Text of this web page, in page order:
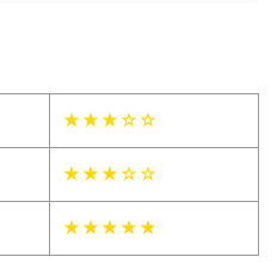
★★★☆☆
★★★☆☆
★★★★★